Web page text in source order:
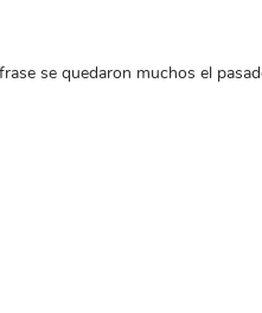
se quedaron muchos el